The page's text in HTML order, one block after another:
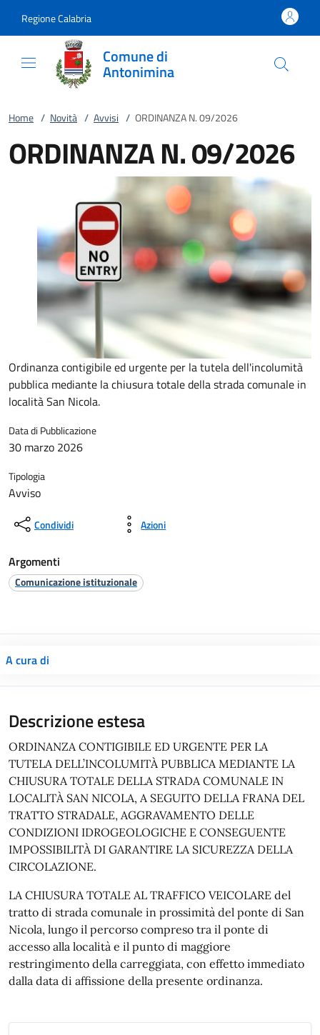
Regione Calabria
Comune di
Antonimina
Home / Novità / Avvisi / ORDINANZA N. 09/2026
ORDINANZA N. 09/2026
Ordinanza contigibile ed urgente per la tutela dell'incolumità
pubblica mediante la chiusura totale della strada comunale in
località San Nicola.
Data di Pubblicazione
30 marzo 2026
Tipologia
Avviso
Condividi Azioni
Argomenti
Comunicazione istituzionale
A cura di
Descrizione estesa
ORDINANZA CONTIGIBILE ED URGENTE PER LA
TUTELA DELL’INCOLUMITÀ PUBBLICA MEDIANTE LA
CHIUSURA TOTALE DELLA STRADA COMUNALE IN
LOCALITÀ SAN NICOLA, A SEGUITO DELLA FRANA DEL
TRATTO STRADALE, AGGRAVAMENTO DELLE
CONDIZIONI IDROGEOLOGICHE E CONSEGUENTE
IMPOSSIBILITÀ DI GARANTIRE LA SICUREZZA DELLA
CIRCOLAZIONE.
LA CHIUSURA TOTALE AL TRAFFICO VEICOLARE del
tratto di strada comunale in prossimità del ponte di San
Nicola, lungo il percorso compreso tra il ponte di
accesso alla località e il punto di maggiore
restringimento della carreggiata, con effetto immediato
dalla data di affissione della presente ordinanza.